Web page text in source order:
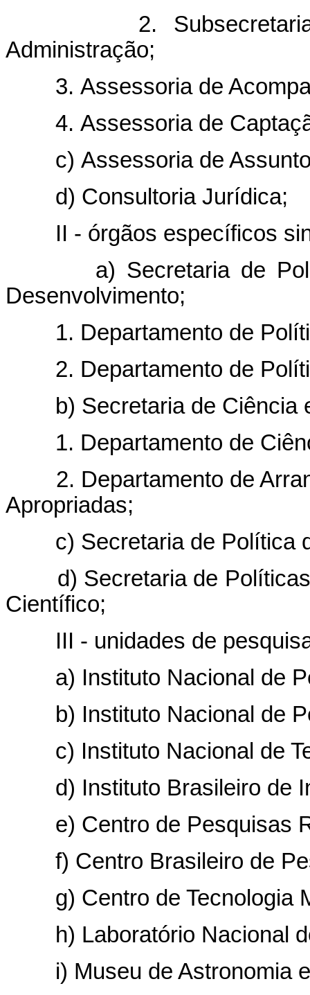
2. Subsecretaria de
Administração;
3. Assessoria de
4. Assessoria de
c) Assessoria de
d) Consultoria Jurídica;
II - órgãos específicos
a) Secretaria de
Desenvolvimento;
1. Departamento de
2. Departamento de
b) Secretaria de Ciência e
1. Departamento de
2. Departamento de
Apropriadas;
c) Secretaria de Política
d) Secretaria de Políticas
Científico;
III - unidades de
a) Instituto Nacional de
b) Instituto Nacional de
c) Instituto Nacional de
d) Instituto Brasileiro de
e) Centro de Pesquisas
f) Centro Brasileiro de
g) Centro de Tecnologia
h) Laboratório Nacional
i) Museu de Astronomia e